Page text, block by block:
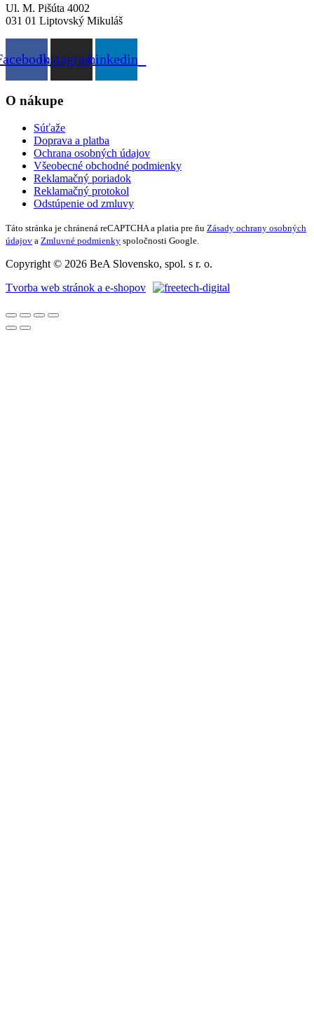
Ul. M. Pišúta 4002
031 01 Liptovský Mikuláš
InstagramLinkedin
O nákupe
Súťaže
Doprava a platba
Ochrana osobných údajov
Všeobecné obchodné podmienky
Reklamačný poriadok
Reklamačný protokol
Odstúpenie od zmluvy
Táto stránka je chránená reCAPTCHA a platia pre ňu Zásady ochrany osobných
údajov a Zmluvné podmienky spoločnosti Google.
Copyright © 2026 BeA Slovensko, spol. s r. o.
Tvorba web stránok a e-shopov